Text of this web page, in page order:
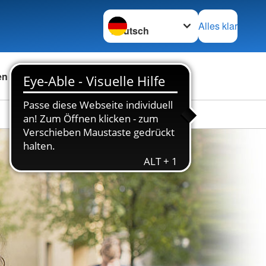
Sprache wechseln zu
Alles klar
Das DRK